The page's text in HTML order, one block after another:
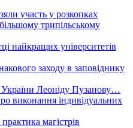
участь у розкопках
трипільському
найкращих університетів
заходу в заповіднику
України Леоніду Пузанову…
виконання індивідуальних
магістрів